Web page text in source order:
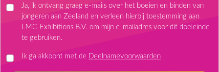
Ja, ik ontvang graag e-mails over het boeien en binden van
jongeren aan Zeeland en verleen hierbij toestemming aan
LMG Exhibitions B.V. om mijn e-mailadres voor dit doeleinde
te gebruiken.
Ik ga akkoord met de Deelnamevoorwaarden